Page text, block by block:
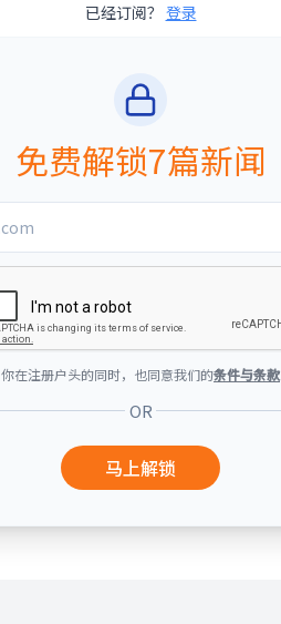
已经订阅？ 登录
免费解锁7篇新闻
你在注册户头的同时，也同意我们的条件与条款
OR
马上解锁